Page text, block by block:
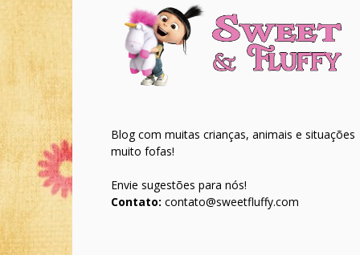
Blog com muitas crianças, animais e situações
muito fofas!
Envie sugestões para nós!
Contato: contato@sweetfluffy.com